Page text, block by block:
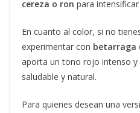
cereza o ron para
En cuanto al color, si no
experimentar con betarraga
aporta un tono rojo intenso y
saludable y natural.
Para quienes desean una